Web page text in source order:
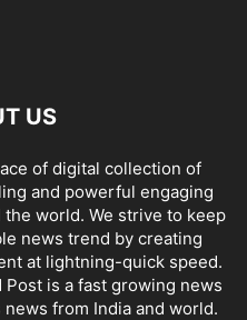
US
of digital collection of
and powerful engaging
world. We strive to keep
news trend by creating
at lightning-quick speed.
is a fast growing news
from India and world.